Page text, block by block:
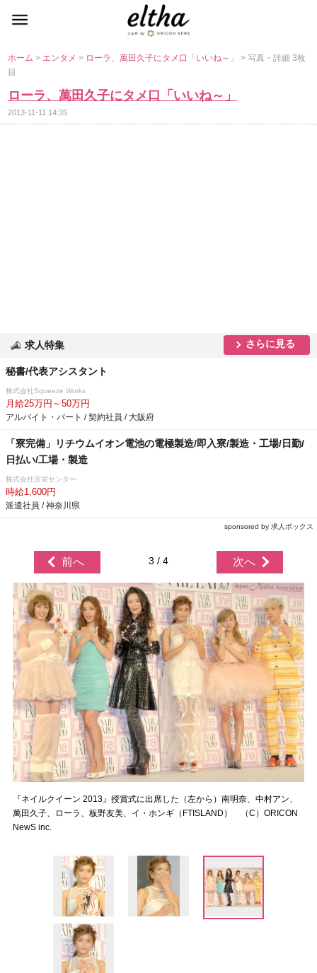
ホーム> エンタメ> ローラ、萬田久子にタメ口「いいね～」> 写真・詳細 3枚
目
ローラ、萬田久子にタメ口「いいね～」
2013-11-11 14:35
求人特集 さらに見る
秘書/代表アシスタント
株式会社Squeeze Works
月給25万円～50万円
アルバイト・パート / 契約社員 / 大阪府
「寮完備」リチウムイオン電池の電極製造/即入寮/製造・工場/日勤/
日払い/工場・製造
株式会社京栄センター
時給1,600円
派遣社員 / 神奈川県
sponsored by 求人ボックス
前へ 3 / 4 次へ
『ネイルクイーン 2013』授賞式に出席した（左から）南明奈、中村アン、
萬田久子、ローラ、板野友美、イ・ホンギ（FTISLAND） （C）ORICON
NewS inc.